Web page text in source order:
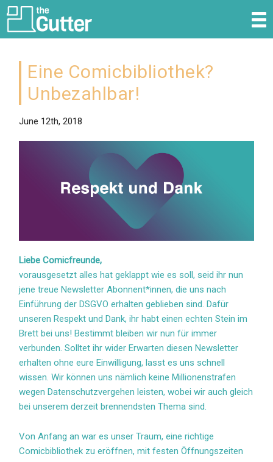
Eine Comicbibliothek?
Unbezahlbar!
June 12th, 2018
Liebe Comicfreunde,
vorausgesetzt alles hat geklappt wie es soll, seid ihr nun
jene treue Newsletter Abonnent*innen, die uns nach
Einführung der DSGVO erhalten geblieben sind. Dafür
unseren Respekt und Dank, ihr habt einen echten Stein im
Brett bei uns! Bestimmt bleiben wir nun für immer
verbunden. Solltet ihr wider Erwarten diesen Newsletter
erhalten ohne eure Einwilligung, lasst es uns schnell
wissen. Wir können uns nämlich keine Millionenstrafen
wegen Datenschutzvergehen leisten, wobei wir auch gleich
bei unserem derzeit brennendsten Thema sind.
Von Anfang an war es unser Traum, eine richtige
Comicbibliothek zu eröffnen, mit festen Öffnungszeiten